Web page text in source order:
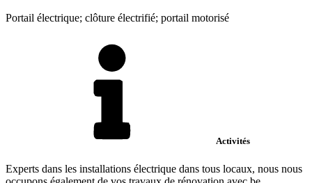
Portail électrique; clôture électrifié; portail motorisé
Activités
Experts dans les installations électrique dans tous locaux, nous nous